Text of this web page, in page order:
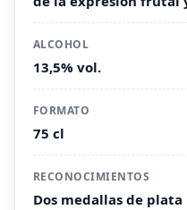
ALCOHOL
13,5% vol.
FORMATO
75 cl
RECONOCIMIENTOS
Dos medallas de